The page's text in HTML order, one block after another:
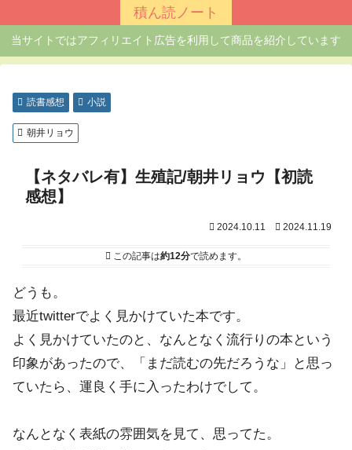
積ん読ノート
当サイトではアフィリエイト広告を利用して商品を紹介しています
読書感想 小説
朝井リョウ
【ネタバレ有】生殖記/朝井リョウ【初読
感想】
2024.10.11 2024.11.19
この記事は約12分で読めます。
どうも。
最近twitterでよく見かけていた本です。
よく見かけていたのと、なんとなく流行りの本という
印象があったので、「まだ読むの先だろうな」と思っ
ていたら、運良く手に入ったわけでして。
なんとなく表紙の雰囲気を見て、思ってた。